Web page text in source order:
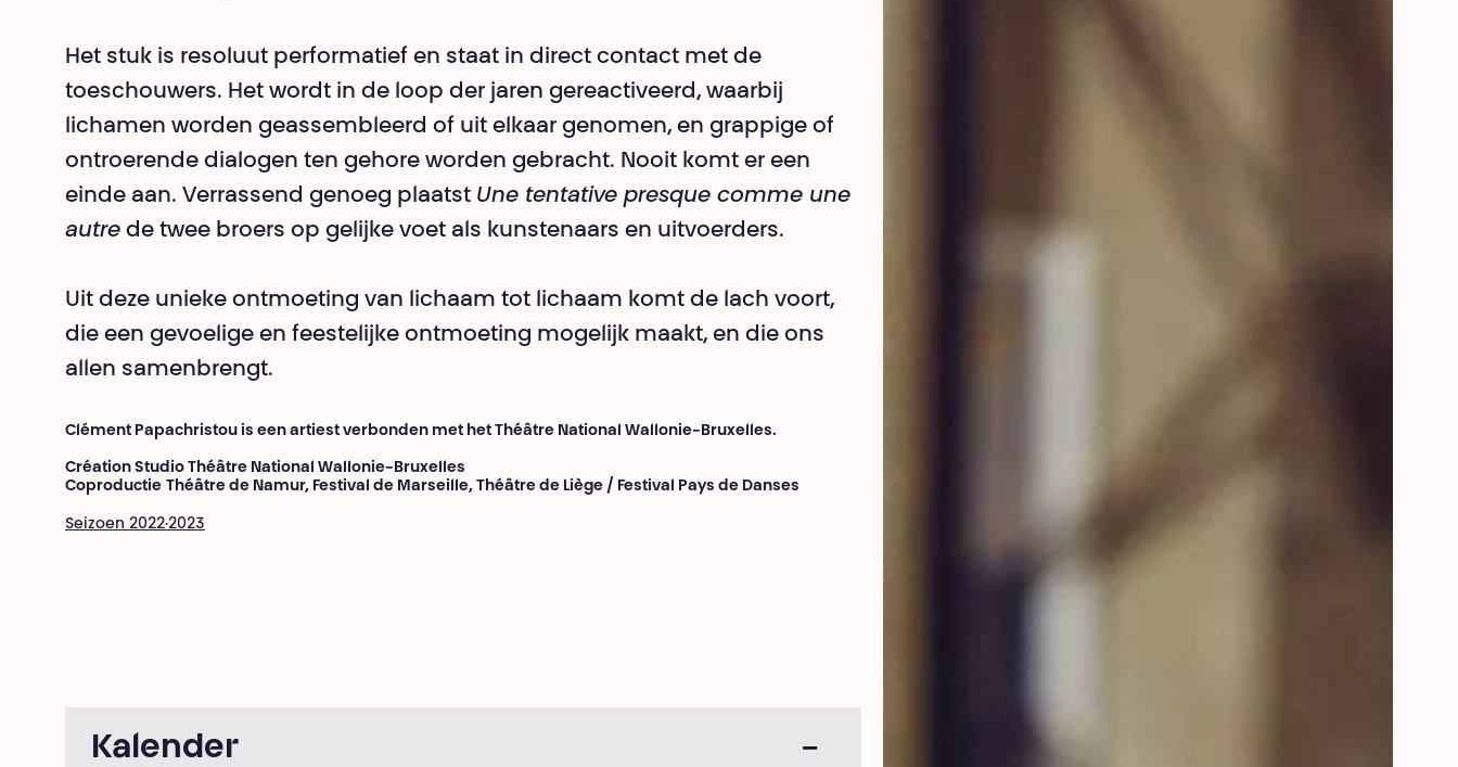
Het stuk is resoluut performatief en staat in direct contact met de
toeschouwers. Het wordt in de loop der jaren gereactiveerd, waarbij
lichamen worden geassembleerd of uit elkaar genomen, en grappige of
ontroerende dialogen ten gehore worden gebracht. Nooit komt er een
einde aan. Verrassend genoeg plaatst Une tentative presque comme une
autre de twee broers op gelijke voet als kunstenaars en uitvoerders.
Uit deze unieke ontmoeting van lichaam tot lichaam komt de lach voort,
die een gevoelige en feestelijke ontmoeting mogelijk maakt, en die ons
allen samenbrengt.
Clément Papachristou is een artiest verbonden met het Théâtre National Wallonie-Bruxelles.
Création Studio Théâtre National Wallonie-Bruxelles
Coproductie Théâtre de Namur, Festival de Marseille, Théâtre de Liège / Festival Pays de Danses
Seizoen 2022·2023
Kalender